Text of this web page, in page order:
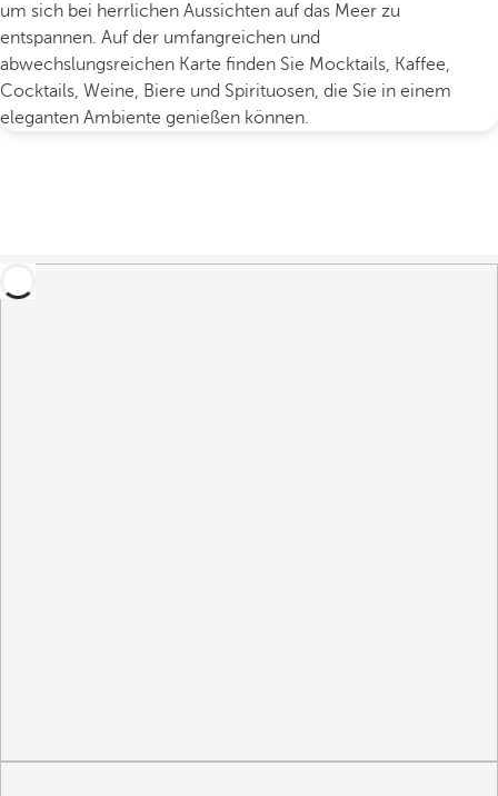
um sich bei herrlichen Aussichten auf das Meer zu
entspannen. Auf der umfangreichen und
abwechslungsreichen Karte finden Sie Mocktails, Kaffee,
Cocktails, Weine, Biere und Spirituosen, die Sie in einem
eleganten Ambiente genießen können.